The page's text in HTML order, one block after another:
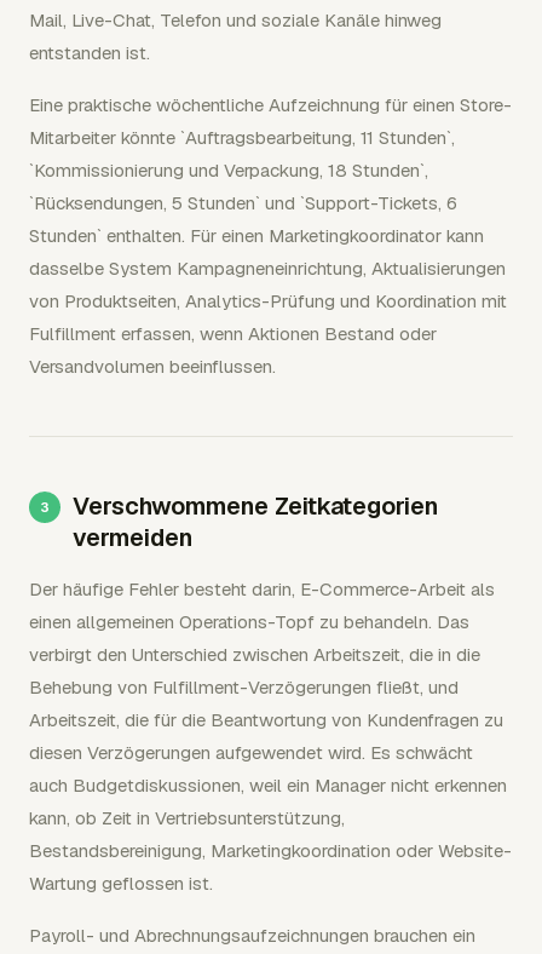
Mail, Live-Chat, Telefon und soziale Kanäle hinweg
entstanden ist.
Eine praktische wöchentliche Aufzeichnung für einen Store-
Mitarbeiter könnte `Auftragsbearbeitung, 11 Stunden`,
`Kommissionierung und Verpackung, 18 Stunden`,
`Rücksendungen, 5 Stunden` und `Support-Tickets, 6
Stunden` enthalten. Für einen Marketingkoordinator kann
dasselbe System Kampagneneinrichtung, Aktualisierungen
von Produktseiten, Analytics-Prüfung und Koordination mit
Fulfillment erfassen, wenn Aktionen Bestand oder
Versandvolumen beeinflussen.
Verschwommene Zeitkategorien
vermeiden
Der häufige Fehler besteht darin, E-Commerce-Arbeit als
einen allgemeinen Operations-Topf zu behandeln. Das
verbirgt den Unterschied zwischen Arbeitszeit, die in die
Behebung von Fulfillment-Verzögerungen fließt, und
Arbeitszeit, die für die Beantwortung von Kundenfragen zu
diesen Verzögerungen aufgewendet wird. Es schwächt
auch Budgetdiskussionen, weil ein Manager nicht erkennen
kann, ob Zeit in Vertriebsunterstützung,
Bestandsbereinigung, Marketingkoordination oder Website-
Wartung geflossen ist.
Payroll- und Abrechnungsaufzeichnungen brauchen ein